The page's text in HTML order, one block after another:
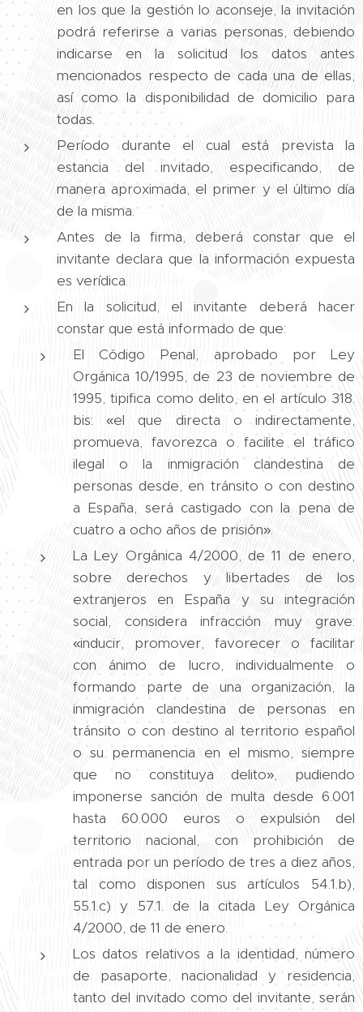
en los que la gestión lo aconseje, la invitación
podrá referirse a varias personas, debiendo
indicarse en la solicitud los datos antes
mencionados respecto de cada una de ellas,
así como la disponibilidad de domicilio para
todas.
Período durante el cual está prevista la
estancia del invitado, especificando, de
manera aproximada, el primer y el último día
de la misma.
Antes de la firma, deberá constar que el
invitante declara que la información expuesta
es verídica.
En la solicitud, el invitante deberá hacer
constar que está informado de que:
El Código Penal, aprobado por Ley
Orgánica 10/1995, de 23 de noviembre de
1995, tipifica como delito, en el artículo 318.
bis: «el que directa o indirectamente,
promueva, favorezca o facilite el tráfico
ilegal o la inmigración clandestina de
personas desde, en tránsito o con destino
a España, será castigado con la pena de
cuatro a ocho años de prisión».
La Ley Orgánica 4/2000, de 11 de enero,
sobre derechos y libertades de los
extranjeros en España y su integración
social, considera infracción muy grave:
«inducir, promover, favorecer o facilitar
con ánimo de lucro, individualmente o
formando parte de una organización, la
inmigración clandestina de personas en
tránsito o con destino al territorio español
o su permanencia en el mismo, siempre
que no constituya delito», pudiendo
imponerse sanción de multa desde 6.001
hasta 60.000 euros o expulsión del
territorio nacional, con prohibición de
entrada por un período de tres a diez años,
tal como disponen sus artículos 54.1.b),
55.1.c) y 57.1. de la citada Ley Orgánica
4/2000, de 11 de enero.
Los datos relativos a la identidad, número
de pasaporte, nacionalidad y residencia,
tanto del invitado como del invitante, serán